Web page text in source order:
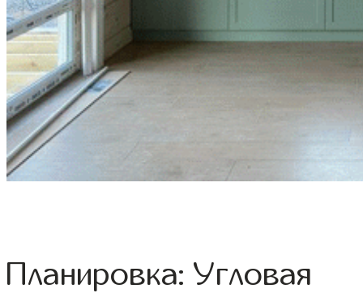
Планировка: Угловая